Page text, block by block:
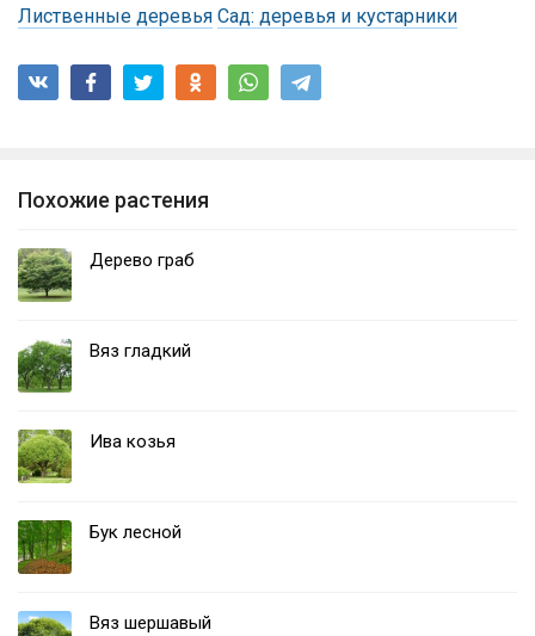
Лиственные деревья Сад: деревья и кустарники
Похожие растения
Дерево граб
Вяз гладкий
Ива козья
Бук лесной
Вяз шершавый